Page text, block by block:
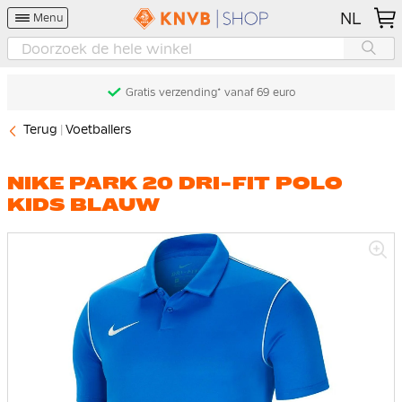
Menu NL
Gratis verzending* vanaf 69 euro
Terug Voetballers
NIKE PARK 20 DRI-FIT POLO
KIDS BLAUW